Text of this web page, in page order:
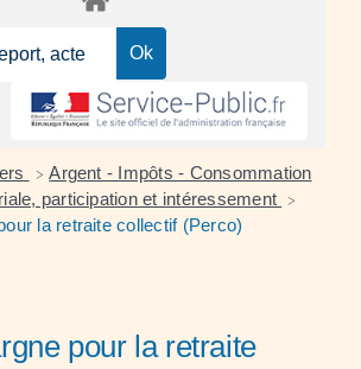
> Argent - Impôts - Consommation
participation et intéressement >
la retraite collectif (Perco)
pour la retraite